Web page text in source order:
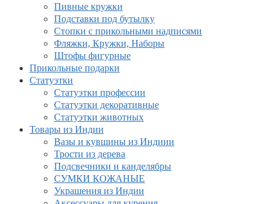
Пивные кружки
Подставки под бутылку
Стопки с прикольными надписями
Фляжки, Кружки, Наборы
Штофы фигурные
Прикольные подарки
Статуэтки
Статуэтки профессии
Статуэтки декоративные
Статуэтки животных
Товары из Индии
Вазы и кувшины из Индиии
Трости из дерева
Подсвечники и канделябры
СУМКИ КОЖАНЫЕ
Украшения из Индии